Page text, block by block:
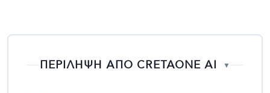
ΠΕΡΙΛΗΨΗ ΑΠΟ CRETAONE AI ▼